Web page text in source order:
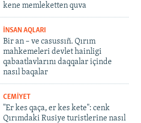
kene memleketten quva
İNSAN AQLARI
Bir an – ve casussıñ. Qırım
mahkemeleri devlet hainligi
qabaatlavlarını daqqalar içinde
nasıl baqalar
CEMİYET
"Er kes qaça, er kes kete": cenk
Qırımdaki Rusiye turistlerine nasıl